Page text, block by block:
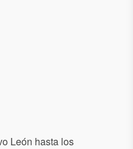
León hasta los